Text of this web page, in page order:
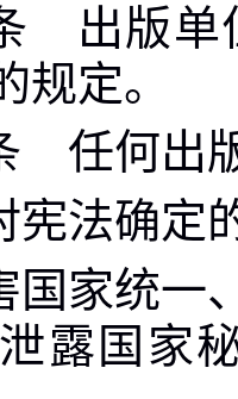
出版单
规定。
任何出
宪法确定
国家统
国家秘